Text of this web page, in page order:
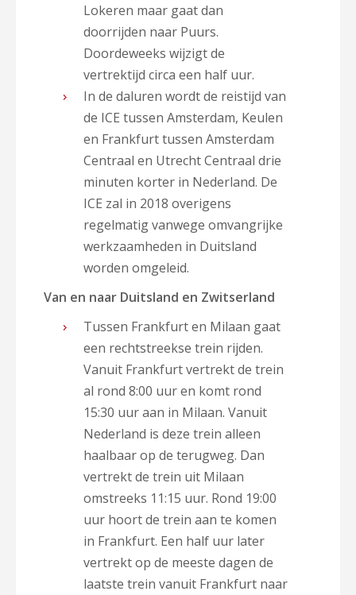
Lokeren maar gaat dan
doorrijden naar Puurs.
Doordeweeks wijzigt de
vertrektijd circa een half uur.
In de daluren wordt de reistijd van
de ICE tussen Amsterdam, Keulen
en Frankfurt tussen Amsterdam
Centraal en Utrecht Centraal drie
minuten korter in Nederland. De
ICE zal in 2018 overigens
regelmatig vanwege omvangrijke
werkzaamheden in Duitsland
worden omgeleid.
Van en naar Duitsland en Zwitserland
Tussen Frankfurt en Milaan gaat
een rechtstreekse trein rijden.
Vanuit Frankfurt vertrekt de trein
al rond 8:00 uur en komt rond
15:30 uur aan in Milaan. Vanuit
Nederland is deze trein alleen
haalbaar op de terugweg. Dan
vertrekt de trein uit Milaan
omstreeks 11:15 uur. Rond 19:00
uur hoort de trein aan te komen
in Frankfurt. Een half uur later
vertrekt op de meeste dagen de
laatste trein vanuit Frankfurt naar